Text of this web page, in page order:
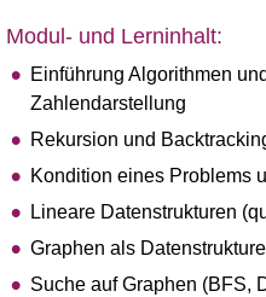
Modul- und Lerninhalt:
Einführung Algorithmen
Zahlendarstellung
Rekursion und
Kondition eines Problems
Lineare Datenstrukturen
Graphen als
Suche auf Graphen (BFS,